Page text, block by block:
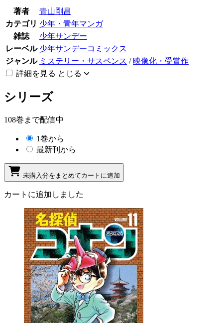
著者
青山剛昌
カテゴリ 少年・青年マンガ
雑誌
少年サンデー
レーベル 少年サンデーコミックス
ジャンル ミステリー・サスペンス / 映像化・受賞作
詳細を見る とじる
シリーズ
108巻まで配信中
1巻から
最新刊から
未購入分をまとめてカートに追加
カートに追加しました